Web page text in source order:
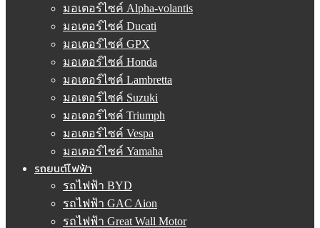
มอเตอร์ไซค์ Alpha-volantis
มอเตอร์ไซค์ Ducati
มอเตอร์ไซค์ GPX
มอเตอร์ไซค์ Honda
มอเตอร์ไซค์ Lambretta
มอเตอร์ไซค์ Suzuki
มอเตอร์ไซค์ Triumph
มอเตอร์ไซค์ Vespa
มอเตอร์ไซค์ Yamaha
รถยนต์ไฟฟ้า
รถไฟฟ้า BYD
รถไฟฟ้า GAC Aion
รถไฟฟ้า Great Wall Motor